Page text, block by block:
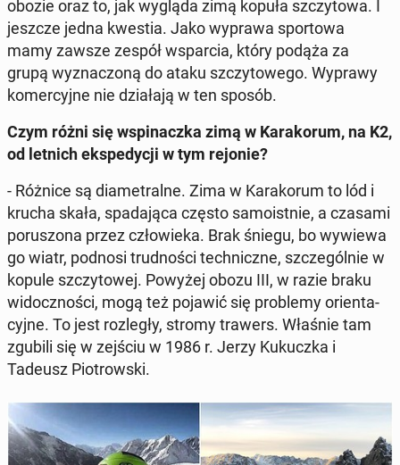
obozie oraz to, jak wygląda zimą kopuła szczy­to­wa. I
jeszcze jedna kwestia. Jako wyprawa spor­to­wa
mamy zawsze zespół wspar­cia, który podąża za
grupą wy­zna­czo­ną do ataku szczy­to­we­go. Wyprawy
ko­mer­cyj­ne nie dzia­ła­ją w ten sposób.
Czym różni się wspi­nacz­ka zimą w Ka­ra­ko­rum, na K2,
od letnich eks­pe­dy­cji w tym rejonie?
- Różnice są dia­me­tral­ne. Zima w Ka­ra­ko­rum to lód i
krucha skała, spa­da­ją­ca często sa­mo­ist­nie, a czasami
po­ru­szo­na przez czło­wie­ka. Brak śniegu, bo wywiewa
go wiatr, podnosi trud­no­ści tech­nicz­ne, szcze­gól­nie w
kopule szczy­to­wej. Powyżej obozu III, w razie braku
wi­docz­no­ści, mogą też pojawić się pro­ble­my orien­ta­
cyj­ne. To jest roz­le­gły, stromy trawers. Właśnie tam
zgubili się w zejściu w 1986 r. Jerzy Ku­kucz­ka i
Tadeusz Pio­trow­ski.